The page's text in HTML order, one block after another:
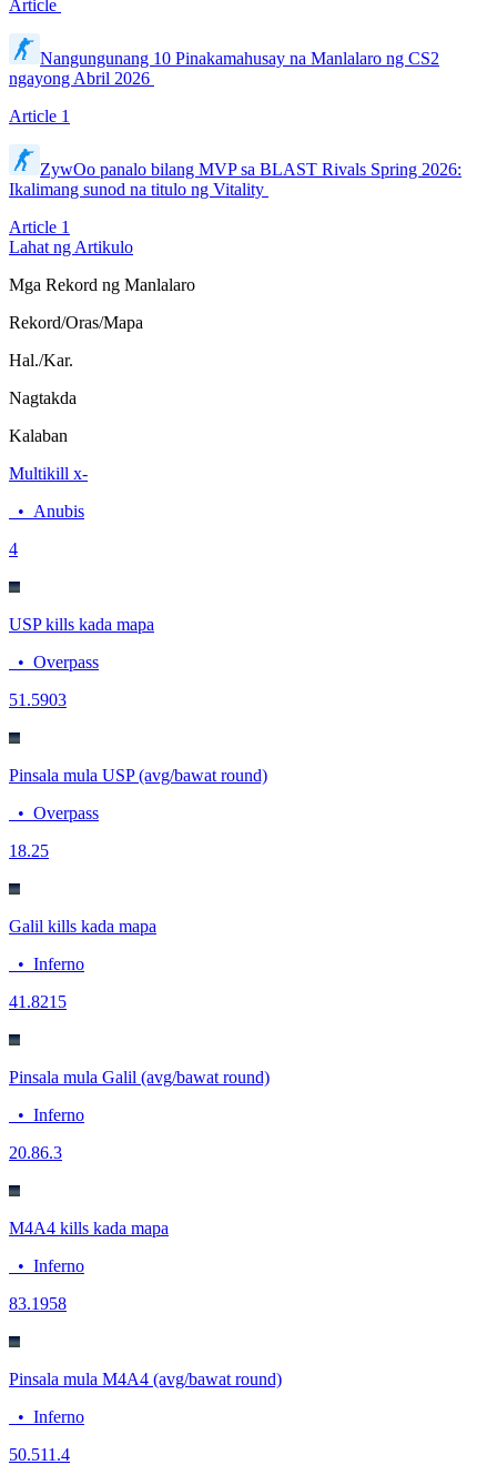
Article
Nangungunang 10 Pinakamahusay na Manlalaro ng CS2
ngayong Abril 2026
Article 1
ZywOo panalo bilang MVP sa BLAST Rivals Spring 2026:
Ikalimang sunod na titulo ng Vitality
Article 1
Lahat ng Artikulo
Mga Rekord ng Manlalaro
Rekord/Oras/Mapa
Hal./Kar.
Nagtakda
Kalaban
Multikill x-
• Anubis
4
USP kills kada mapa
• Overpass
51.5903
Pinsala mula USP (avg/bawat round)
• Overpass
18.25
Galil kills kada mapa
• Inferno
41.8215
Pinsala mula Galil (avg/bawat round)
• Inferno
20.86.3
M4A4 kills kada mapa
• Inferno
83.1958
Pinsala mula M4A4 (avg/bawat round)
• Inferno
50.511.4